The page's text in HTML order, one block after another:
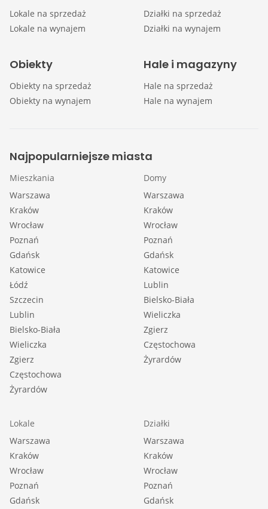
Lokale na sprzedaż
Lokale na wynajem
Działki na sprzedaż
Działki na wynajem
Obiekty
Obiekty na sprzedaż
Obiekty na wynajem
Hale i magazyny
Hale na sprzedaż
Hale na wynajem
Najpopularniejsze miasta
Mieszkania
Warszawa
Kraków
Wrocław
Poznań
Gdańsk
Katowice
Łódź
Szczecin
Lublin
Bielsko-Biała
Wieliczka
Zgierz
Częstochowa
Żyrardów
Domy
Warszawa
Kraków
Wrocław
Poznań
Gdańsk
Katowice
Lublin
Bielsko-Biała
Wieliczka
Zgierz
Częstochowa
Żyrardów
Lokale
Warszawa
Kraków
Wrocław
Poznań
Gdańsk
Działki
Warszawa
Kraków
Wrocław
Poznań
Gdańsk